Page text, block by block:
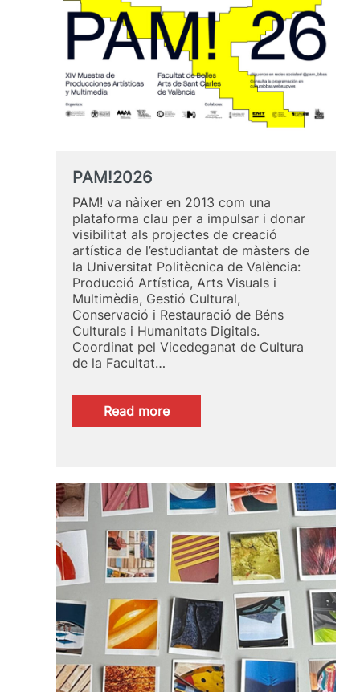
PAM!2026
PAM! va nàixer en 2013 com una
plataforma clau per a impulsar i donar
visibilitat als projectes de creació
artística de l’estudiantat de màsters de
la Universitat Politècnica de València:
Producció Artística, Arts Visuals i
Multimèdia, Gestió Cultural,
Conservació i Restauració de Béns
Culturals i Humanitats Digitals.
Coordinat pel Vicedeganat de Cultura
de la Facultat…
Read more:
PAM!2026